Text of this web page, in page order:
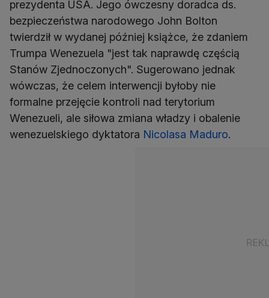
prezydenta USA. Jego ówczesny doradca ds.
bezpieczeństwa narodowego John Bolton
twierdził w wydanej później książce, że zdaniem
Trumpa Wenezuela "jest tak naprawdę częścią
Stanów Zjednoczonych". Sugerowano jednak
wówczas, że celem interwencji byłoby nie
formalne przejęcie kontroli nad terytorium
Wenezueli, ale siłowa zmiana władzy i obalenie
wenezuelskiego dyktatora Nicolasa Maduro.